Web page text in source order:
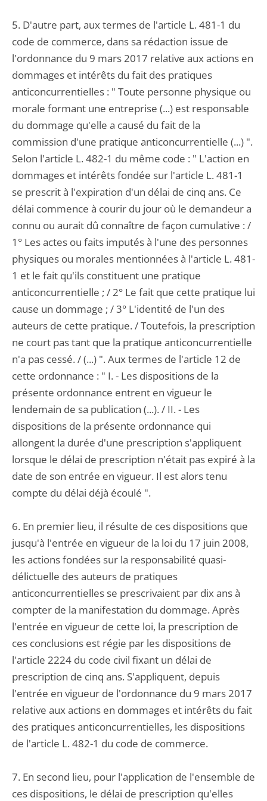
5. D'autre part, aux termes de l'article L. 481-1 du
code de commerce, dans sa rédaction issue de
l'ordonnance du 9 mars 2017 relative aux actions en
dommages et intérêts du fait des pratiques
anticoncurrentielles : " Toute personne physique ou
morale formant une entreprise (...) est responsable
du dommage qu'elle a causé du fait de la
commission d'une pratique anticoncurrentielle (...) ".
Selon l'article L. 482-1 du même code : " L'action en
dommages et intérêts fondée sur l'article L. 481-1
se prescrit à l'expiration d'un délai de cinq ans. Ce
délai commence à courir du jour où le demandeur a
connu ou aurait dû connaître de façon cumulative : /
1° Les actes ou faits imputés à l'une des personnes
physiques ou morales mentionnées à l'article L. 481-
1 et le fait qu'ils constituent une pratique
anticoncurrentielle ; / 2° Le fait que cette pratique lui
cause un dommage ; / 3° L'identité de l'un des
auteurs de cette pratique. / Toutefois, la prescription
ne court pas tant que la pratique anticoncurrentielle
n'a pas cessé. / (...) ". Aux termes de l'article 12 de
cette ordonnance : " I. - Les dispositions de la
présente ordonnance entrent en vigueur le
lendemain de sa publication (...). / II. - Les
dispositions de la présente ordonnance qui
allongent la durée d'une prescription s'appliquent
lorsque le délai de prescription n'était pas expiré à la
date de son entrée en vigueur. Il est alors tenu
compte du délai déjà écoulé ".
6. En premier lieu, il résulte de ces dispositions que
jusqu'à l'entrée en vigueur de la loi du 17 juin 2008,
les actions fondées sur la responsabilité quasi-
délictuelle des auteurs de pratiques
anticoncurrentielles se prescrivaient par dix ans à
compter de la manifestation du dommage. Après
l'entrée en vigueur de cette loi, la prescription de
ces conclusions est régie par les dispositions de
l'article 2224 du code civil fixant un délai de
prescription de cinq ans. S'appliquent, depuis
l'entrée en vigueur de l'ordonnance du 9 mars 2017
relative aux actions en dommages et intérêts du fait
des pratiques anticoncurrentielles, les dispositions
de l'article L. 482-1 du code de commerce.
7. En second lieu, pour l'application de l'ensemble de
ces dispositions, le délai de prescription qu'elles